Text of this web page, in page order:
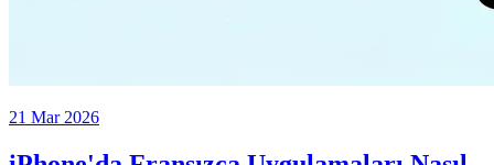
21 Mar 2026